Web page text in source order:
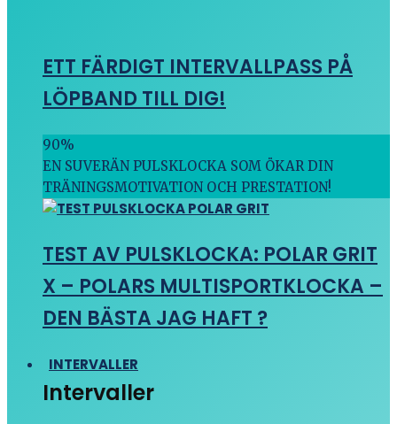
ETT FÄRDIGT INTERVALLPASS PÅ
LÖPBAND TILL DIG!
90%
EN SUVERÄN PULSKLOCKA SOM ÖKAR DIN
TRÄNINGSMOTIVATION OCH PRESTATION!
TEST AV PULSKLOCKA: POLAR GRIT
X – POLARS MULTISPORTKLOCKA –
DEN BÄSTA JAG HAFT ?
INTERVALLER
Intervaller